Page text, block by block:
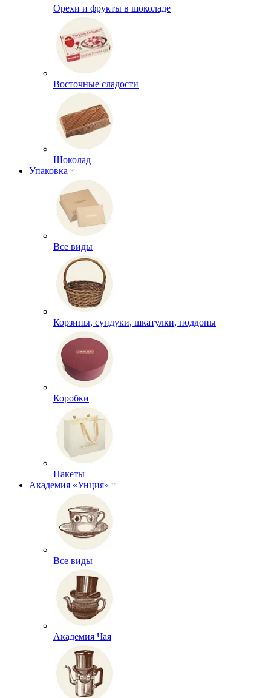
Орехи и фрукты в шоколаде
Восточные сладости
Шоколад
Упаковка
Все виды
Корзины, сундуки, шкатулки, поддоны
Коробки
Пакеты
Академия «Унция»
Все виды
Академия Чая